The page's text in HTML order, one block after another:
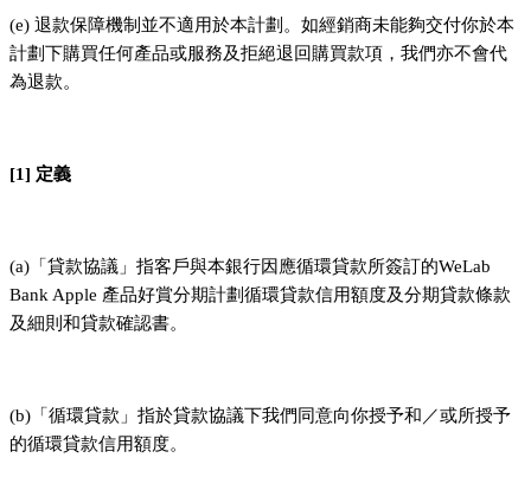
(e) 退款保障機制並不適用於本計劃。如經銷商未能夠交付你於本
計劃下購買任何產品或服務及拒絕退回購買款項，我們亦不會代
為退款。
[1] 定義
(a)「貸款協議」指客戶與本銀行因應循環貸款所簽訂的WeLab
Bank Apple 產品好賞分期計劃循環貸款信用額度及分期貸款條款
及細則和貸款確認書。
(b)「循環貸款」指於貸款協議下我們同意向你授予和／或所授予
的循環貸款信用額度。